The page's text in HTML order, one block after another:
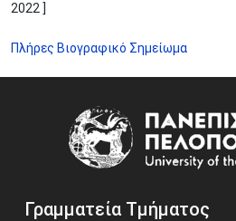
2022 ]
Πλήρες Βιογραφικό Σημείωμα
Γραμματεία Τμήματος